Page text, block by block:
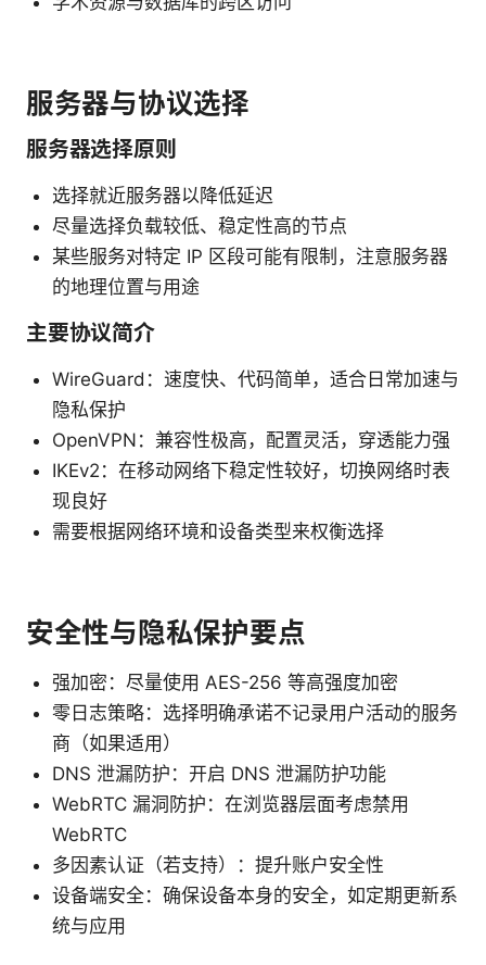
服务器与协议选择
服务器选择原则
选择就近服务器以降低延迟
尽量选择负载较低、稳定性高的节点
某些服务对特定 IP 区段可能有限制，注意服务器
的地理位置与用途
主要协议简介
WireGuard：速度快、代码简单，适合日常加速与
隐私保护
OpenVPN：兼容性极高，配置灵活，穿透能力强
IKEv2：在移动网络下稳定性较好，切换网络时表
现良好
需要根据网络环境和设备类型来权衡选择
安全性与隐私保护要点
强加密：尽量使用 AES-256 等高强度加密
零日志策略：选择明确承诺不记录用户活动的服务
商（如果适用）
DNS 泄漏防护：开启 DNS 泄漏防护功能
WebRTC 漏洞防护：在浏览器层面考虑禁用
WebRTC
多因素认证（若支持）：提升账户安全性
设备端安全：确保设备本身的安全，如定期更新系
统与应用